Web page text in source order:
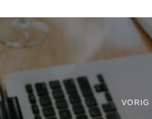
VORIG